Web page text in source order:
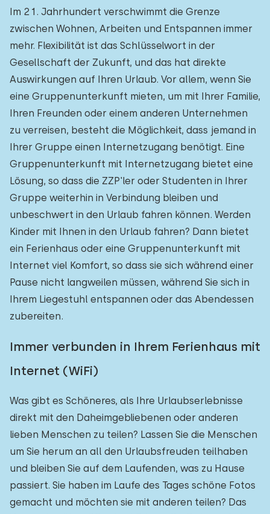
Im 21. Jahrhundert verschwimmt die Grenze
zwischen Wohnen, Arbeiten und Entspannen immer
mehr. Flexibilität ist das Schlüsselwort in der
Gesellschaft der Zukunft, und das hat direkte
Auswirkungen auf Ihren Urlaub. Vor allem, wenn Sie
eine Gruppenunterkunft mieten, um mit Ihrer Familie,
Ihren Freunden oder einem anderen Unternehmen
zu verreisen, besteht die Möglichkeit, dass jemand in
Ihrer Gruppe einen Internetzugang benötigt. Eine
Gruppenunterkunft mit Internetzugang bietet eine
Lösung, so dass die ZZP'ler oder Studenten in Ihrer
Gruppe weiterhin in Verbindung bleiben und
unbeschwert in den Urlaub fahren können. Werden
Kinder mit Ihnen in den Urlaub fahren? Dann bietet
ein Ferienhaus oder eine Gruppenunterkunft mit
Internet viel Komfort, so dass sie sich während einer
Pause nicht langweilen müssen, während Sie sich in
Ihrem Liegestuhl entspannen oder das Abendessen
zubereiten.
Immer verbunden in Ihrem Ferienhaus mit
Internet (WiFi)
Was gibt es Schöneres, als Ihre Urlaubserlebnisse
direkt mit den Daheimgebliebenen oder anderen
lieben Menschen zu teilen? Lassen Sie die Menschen
um Sie herum an all den Urlaubsfreuden teilhaben
und bleiben Sie auf dem Laufenden, was zu Hause
passiert. Sie haben im Laufe des Tages schöne Fotos
gemacht und möchten sie mit anderen teilen? Das